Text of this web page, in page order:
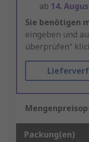
ab 14.
Sie benötigen
eingeben und
überprüfen“
Packung(en)